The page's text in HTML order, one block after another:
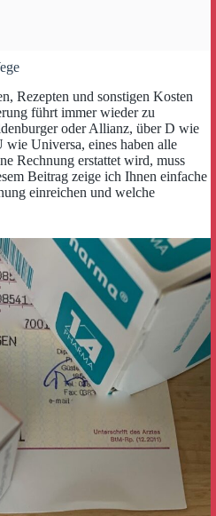
Rezepten und sonstigen Kosten
führt immer wieder zu
oder Allianz, über D wie
Universa, eines haben alle
Rechnung erstattet wird, muss
Beitrag zeige ich Ihnen einfache
einreichen und welche